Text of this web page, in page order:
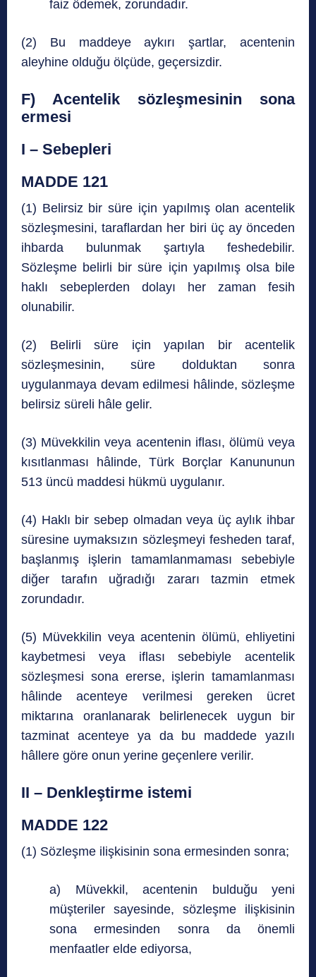
faiz ödemek, zorundadır.
(2) Bu maddeye aykırı şartlar, acentenin
aleyhine olduğu ölçüde, geçersizdir.
F) Acentelik sözleşmesinin sona
ermesi
I – Sebepleri
MADDE 121
(1) Belirsiz bir süre için yapılmış olan acentelik
sözleşmesini, taraflardan her biri üç ay önceden
ihbarda bulunmak şartıyla feshedebilir.
Sözleşme belirli bir süre için yapılmış olsa bile
haklı sebeplerden dolayı her zaman fesih
olunabilir.
(2) Belirli süre için yapılan bir acentelik
sözleşmesinin, süre dolduktan sonra
uygulanmaya devam edilmesi hâlinde, sözleşme
belirsiz süreli hâle gelir.
(3) Müvekkilin veya acentenin iflası, ölümü veya
kısıtlanması hâlinde, Türk Borçlar Kanununun
513 üncü maddesi hükmü uygulanır.
(4) Haklı bir sebep olmadan veya üç aylık ihbar
süresine uymaksızın sözleşmeyi fesheden taraf,
başlanmış işlerin tamamlanmaması sebebiyle
diğer tarafın uğradığı zararı tazmin etmek
zorundadır.
(5) Müvekkilin veya acentenin ölümü, ehliyetini
kaybetmesi veya iflası sebebiyle acentelik
sözleşmesi sona ererse, işlerin tamamlanması
hâlinde acenteye verilmesi gereken ücret
miktarına oranlanarak belirlenecek uygun bir
tazminat acenteye ya da bu maddede yazılı
hâllere göre onun yerine geçenlere verilir.
II – Denkleştirme istemi
MADDE 122
(1) Sözleşme ilişkisinin sona ermesinden sonra;
a) Müvekkil, acentenin bulduğu yeni
müşteriler sayesinde, sözleşme ilişkisinin
sona ermesinden sonra da önemli
menfaatler elde ediyorsa,